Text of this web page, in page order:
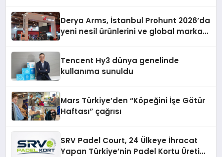
Derya Arms, İstanbul Prohunt 2026’da
yeni nesil ürünlerini ve global marka
Tencent Hy3 dünya genelinde
kullanıma sunuldu
Mars Türkiye’den “Köpeğini İşe Götür
Haftası” çağrısı
SRV Padel Court, 24 Ülkeye İhracat
Yapan Türkiye’nin Padel Kortu Üretim